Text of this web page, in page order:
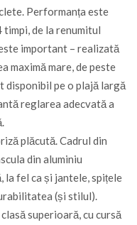
Performanța este
de la renumitul
important – realizată
maximă mare, de peste
disponibil pe o plajă largă
reglarea adecvată a
plăcută. Cadrul din
din aluminiu
la fel ca și jantele, spițele
(și stilul).
superioară, cu cursă